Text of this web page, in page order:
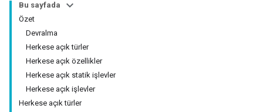
Bu sayfada
Özet
Devralma
Herkese açık türler
Herkese açık özellikler
Herkese açık statik işlevler
Herkese açık işlevler
Herkese açık türler